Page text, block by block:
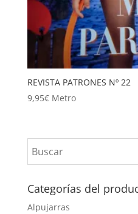
REVISTA PATRONES Nº 22
9,95€ Metro
Categorías del
Alpujarras